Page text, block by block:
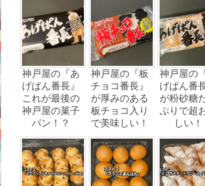
神戸屋の『あ
げぱん番長』
これが最後の
神戸屋の菓子
パン！？
神戸屋の『板
チョコ番長』
が厚みのある
板チョコ入り
で美味しい！
神戸屋の
げぱん番
が粉砂糖
ぷりで超
しい！